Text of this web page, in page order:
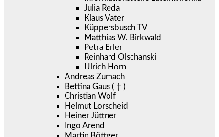
Julia Reda
Klaus Vater
Küppersbusch TV
Matthias W. Birkwald
Petra Erler
Reinhard Olschanski
Ulrich Horn
Andreas Zumach
Bettina Gaus ( † )
Christian Wolf
Helmut Lorscheid
Heiner Jüttner
Ingo Arend
Martin Böttger